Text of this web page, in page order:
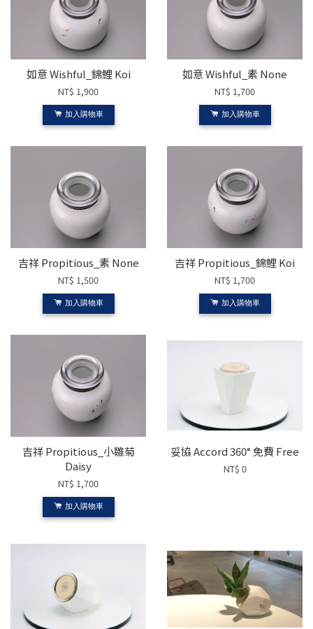
如意 Wishful_錦鯉 Koi
NT$ 1,900
加入購物車
如意 Wishful_素 None
NT$ 1,700
加入購物車
吉祥 Propitious_素 None
NT$ 1,500
加入購物車
吉祥 Propitious_錦鯉 Koi
NT$ 1,700
加入購物車
吉祥 Propitious_小雛菊
Daisy
NT$ 1,700
加入購物車
妥協 Accord 360° 免費 Free
NT$ 0